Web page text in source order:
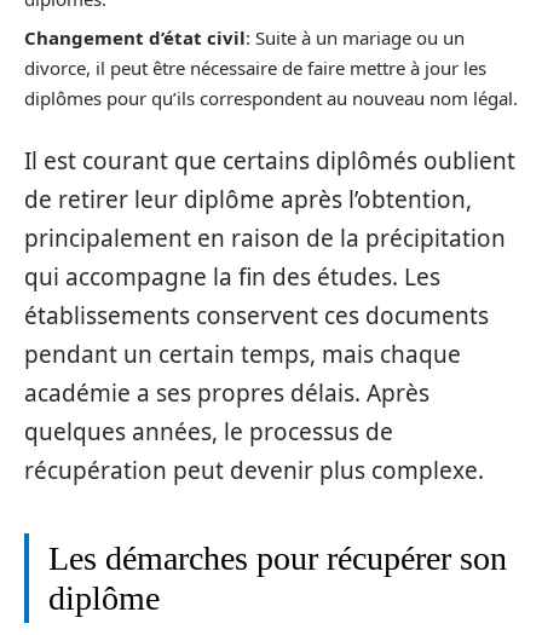
Changement d’état civil: Suite à un mariage ou un
divorce, il peut être nécessaire de faire mettre à jour les
diplômes pour qu’ils correspondent au nouveau nom légal.
Il est courant que certains diplômés oublient
de retirer leur diplôme après l’obtention,
principalement en raison de la précipitation
qui accompagne la fin des études. Les
établissements conservent ces documents
pendant un certain temps, mais chaque
académie a ses propres délais. Après
quelques années, le processus de
récupération peut devenir plus complexe.
Les démarches pour récupérer son
diplôme